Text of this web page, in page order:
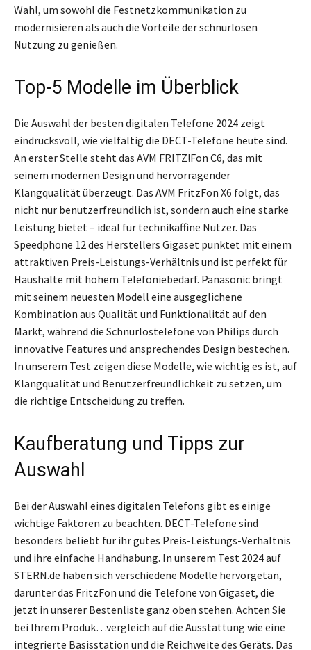
Wahl, um sowohl die Festnetzkommunikation zu
modernisieren als auch die Vorteile der schnurlosen
Nutzung zu genießen.
Top-5 Modelle im Überblick
Die Auswahl der besten digitalen Telefone 2024 zeigt
eindrucksvoll, wie vielfältig die DECT-Telefone heute sind.
An erster Stelle steht das AVM FRITZ!Fon C6, das mit
seinem modernen Design und hervorragender
Klangqualität überzeugt. Das AVM FritzFon X6 folgt, das
nicht nur benutzerfreundlich ist, sondern auch eine starke
Leistung bietet – ideal für technikaffine Nutzer. Das
Speedphone 12 des Herstellers Gigaset punktet mit einem
attraktiven Preis-Leistungs-Verhältnis und ist perfekt für
Haushalte mit hohem Telefoniebedarf. Panasonic bringt
mit seinem neuesten Modell eine ausgeglichene
Kombination aus Qualität und Funktionalität auf den
Markt, während die Schnurlostelefone von Philips durch
innovative Features und ansprechendes Design bestechen.
In unserem Test zeigen diese Modelle, wie wichtig es ist, auf
Klangqualität und Benutzerfreundlichkeit zu setzen, um
die richtige Entscheidung zu treffen.
Kaufberatung und Tipps zur
Auswahl
Bei der Auswahl eines digitalen Telefons gibt es einige
wichtige Faktoren zu beachten. DECT-Telefone sind
besonders beliebt für ihr gutes Preis-Leistungs-Verhältnis
und ihre einfache Handhabung. In unserem Test 2024 auf
STERN.de haben sich verschiedene Modelle hervorgetan,
darunter das FritzFon und die Telefone von Gigaset, die
jetzt in unserer Bestenliste ganz oben stehen. Achten Sie
bei Ihrem Produk…vergleich auf die Ausstattung wie eine
integrierte Basisstation und die Reichweite des Geräts. Das